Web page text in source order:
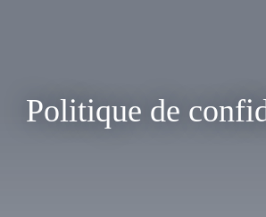
Politique de